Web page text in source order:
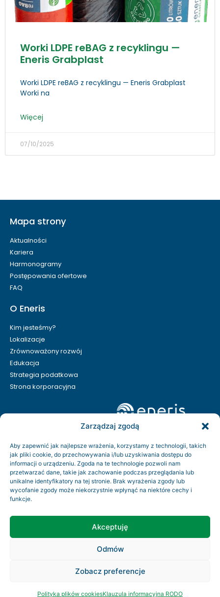
Zarządzaj zgodą
Aby zapewnić jak najlepsze wrażenia, korzystamy z technologii, takich
jak pliki cookie, do przechowywania i/lub uzyskiwania dostępu do
informacji o urządzeniu. Zgoda na te technologie pozwoli nam
przetwarzać dane, takie jak zachowanie podczas przeglądania lub
unikalne identyfikatory na tej stronie. Brak wyrażenia zgody lub
wycofanie zgody może niekorzystnie wpłynąć na niektóre cechy i
funkcje.
Akceptuję
Odmów
Zobacz preferencje
Polityka plików cookiesKlauzula informacyjna RODO
Worki LDPE reBAG z recyklingu —
Eneris Grabplast
Worki LDPE reBAG z recyklingu — Eneris Grabplast
Worki na
Więcej
07/10/2025
Mapa strony
Aktualności
Kariera
Harmonogramy
Postępowania ofertowe
FAQ
O Eneris
Kim jesteśmy?
Lokalizacje
Zrównoważony rozwój
Edukacja
Strategia podatkowa
Strona korporacyjna
Rodo
Regulamin serwisu
info@eneris.pl